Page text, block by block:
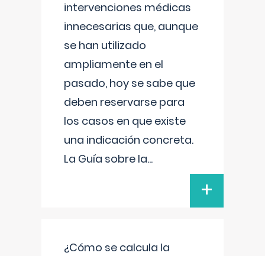
intervenciones médicas
innecesarias que, aunque
se han utilizado
ampliamente en el
pasado, hoy se sabe que
deben reservarse para
los casos en que existe
una indicación concreta.
La Guía sobre la...
+
¿Cómo se calcula la